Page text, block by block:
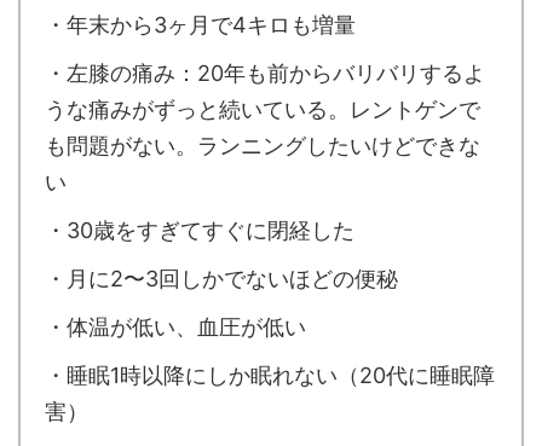
・年末から3ヶ月で4キロも増量
・左膝の痛み：20年も前からバリバリするよ
うな痛みがずっと続いている。レントゲンで
も問題がない。ランニングしたいけどできな
い
・30歳をすぎてすぐに閉経した
・月に2〜3回しかでないほどの便秘
・体温が低い、血圧が低い
・睡眠1時以降にしか眠れない（20代に睡眠障
害）